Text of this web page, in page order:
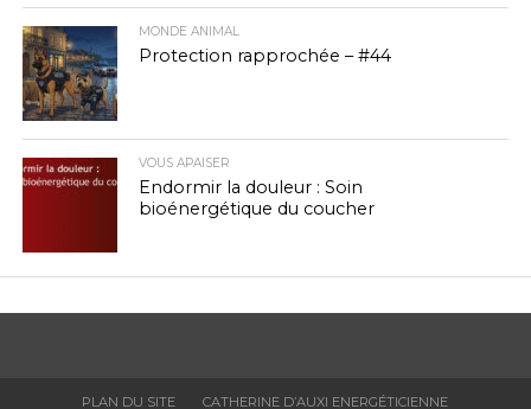
MONDE ANIMAL
Protection rapprochée – #44
VOUS APAISER
Endormir la douleur : Soin
bioénergétique du coucher
PLAN DU SITE CATHERINE D’AUXI ENERGÉTICIENNE